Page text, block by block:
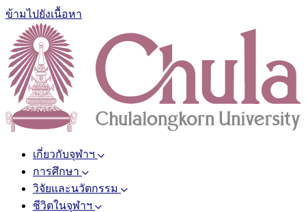
ข้ามไปยังเนื้อหา
เกี่ยวกับจุฬาฯ
การศึกษา
วิจัยและนวัตกรรม
ชีวิตในจุฬาฯ